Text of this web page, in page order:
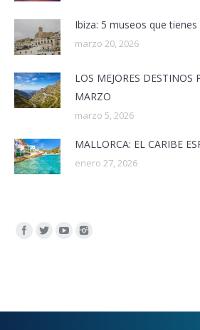
Ibiza: 5 museos que
marzo 20, 2026
LOS MEJORES DESTINOS
MARZO
marzo 5, 2026
MALLORCA: EL CARIBE
enero 27, 2026
Encuéntranos en: